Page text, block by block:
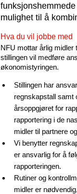
mulighet til å
Hva du vil jobbe med
NFU mottar årlig
stillingen vil medføre
økonomistyringen.
Stillingen har
regnskapstall samt
årsoppgjøret for
rapportering i de
midler til partnere
Vi benytter
er ansvarlig for å
rapporteringen.
Rutiner og
midler er